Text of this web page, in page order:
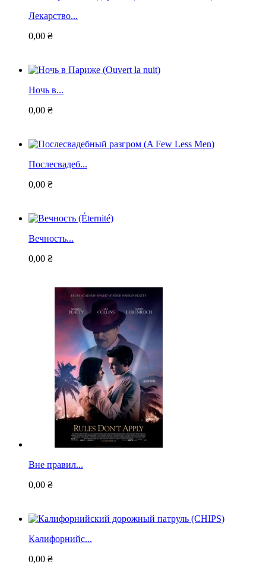
Лекарство...
0,00 ₴
Ночь в...
0,00 ₴
Послесвадеб...
0,00 ₴
Вечность...
0,00 ₴
Вне правил...
0,00 ₴
Калифорнийс...
0,00 ₴